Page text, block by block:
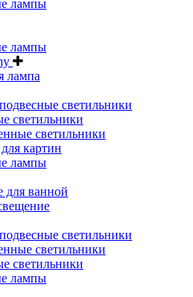
лампы
лампы
лампа
светильники
светильники
светильники
картин
лампы
для ванной
светильники
светильники
светильники
лампы